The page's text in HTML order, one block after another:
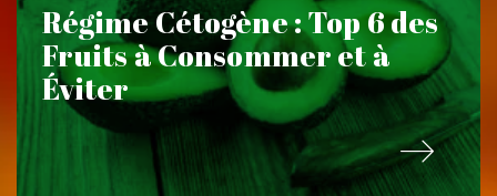
Régime Cétogène : Top 6 des
Fruits à Consommer et à
Éviter